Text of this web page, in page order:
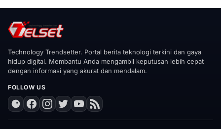
Technology Trendsetter. Portal berita teknologi terkini dan gaya
hidup digital. Membantu Anda mengambil keputusan lebih cepat
dengan informasi yang akurat dan mendalam.
FOLLOW US